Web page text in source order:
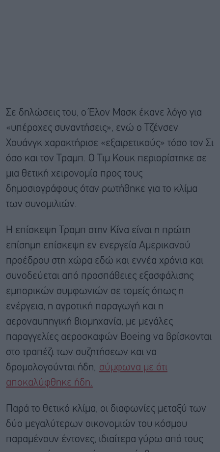
Σε δηλώσεις του, ο Έλον Μασκ έκανε λόγο για
«υπέροχες συναντήσεις», ενώ ο Τζένσεν
Χουάνγκ χαρακτήρισε «εξαιρετικούς» τόσο τον Σι
όσο και τον Τραμπ. Ο Τιμ Κουκ περιορίστηκε σε
μια θετική χειρονομία προς τους
δημοσιογράφους όταν ρωτήθηκε για το κλίμα
των συνομιλιών.
Η επίσκεψη Τραμπ στην Κίνα είναι η πρώτη
επίσημη επίσκεψη εν ενεργεία Αμερικανού
προέδρου στη χώρα εδώ και εννέα χρόνια και
συνοδεύεται από προσπάθειες εξασφάλισης
εμπορικών συμφωνιών σε τομείς όπως η
ενέργεια, η αγροτική παραγωγή και η
αεροναυπηγική βιομηχανία, με μεγάλες
παραγγελίες αεροσκαφών Boeing να βρίσκονται
στο τραπέζι των συζητήσεων και να
δρομολογούνται ήδη,
σύμφωνα με ότι
αποκαλύφθηκε ήδη.
Παρά το θετικό κλίμα, οι διαφωνίες μεταξύ των
δύο μεγαλύτερων οικονομιών του κόσμου
παραμένουν έντονες, ιδιαίτερα γύρω από τους